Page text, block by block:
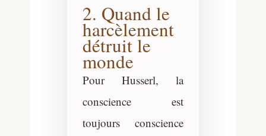
2. Quand le
harcèlement
détruit le
monde
Pour Husserl, la
conscience est
toujours conscience